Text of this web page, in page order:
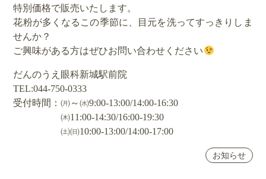
特別価格で販売いたします。
花粉が多くなるこの季節に、目元を洗ってすっきりしま
せんか？
ご興味がある方はぜひお問い合わせください
だんのうえ眼科新城駅前院
TEL:044-750-0333
受付時間：㈪～㈬9:00-13:00/14:00-16:30
㈭11:00-14:30/16:00-19:30
㈯㈰10:00-13:00/14:00-17:00
お知らせ